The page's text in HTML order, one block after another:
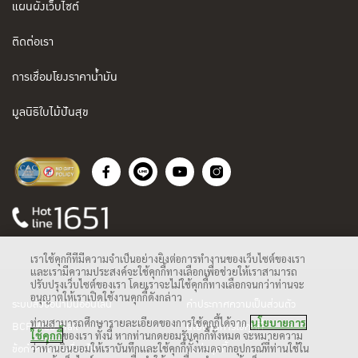
แผนผังเว็บไซต์
ติดต่อเรา
การเชื่อมโยงราคาน้ำมัน
มูลนิธิใบไม้ปันสุข
ระบบสั่งซื้อน้ำมันออนไลน์
BCP Web Mail
ข้อกำหนดและเงื่อนไข
นโยบายการใช้คุกกี้
ตั้งค่าคุกกี้
เราใช้คุกกี้ที่มีความจำเป็นอย่างยิ่งต่อการทำงานของเว็บไซต์ของเรา
และเรามีความประสงค์จะใช้คุกกี้ทางเลือกเพื่อช่วยให้เราสามารถ
ปรับปรุงเว็บไซต์ของเรา โดยเราจะไม่ใช้คุกกี้ทางเลือกจนกว่าท่านจะ
อนุญาตให้เราเปิดใช้งานคุกกี้ดังกล่าว
ท่านสามารถศึกษารายละเอียดของการใช้คุกกี้ได้จาก นโยบายการ
ใช้คุกกี้ของเรา ทั้งนี้ หากท่านกดยอมรับคุกกี้ทั้งหมด จะหมายความ
ว่าท่านยินยอมให้เราบันทึกและใช้คุกกี้ทั้งหมดจากอุปกรณ์ที่ท่านใช้ใน